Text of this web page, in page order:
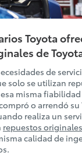
Toyota
de
de
solo se utilizan
esa misma
o arrendó su
realiza un
repuestos
calidad de